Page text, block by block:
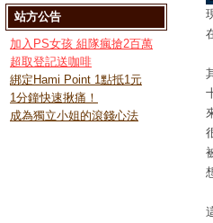
站方公告
加入PS女孩 組隊瘋搶2百萬
超取登記送咖啡
綁定Hami Point 1點抵1元
1分鐘快速揪痛！
成為獨立小姐的滾錢心法